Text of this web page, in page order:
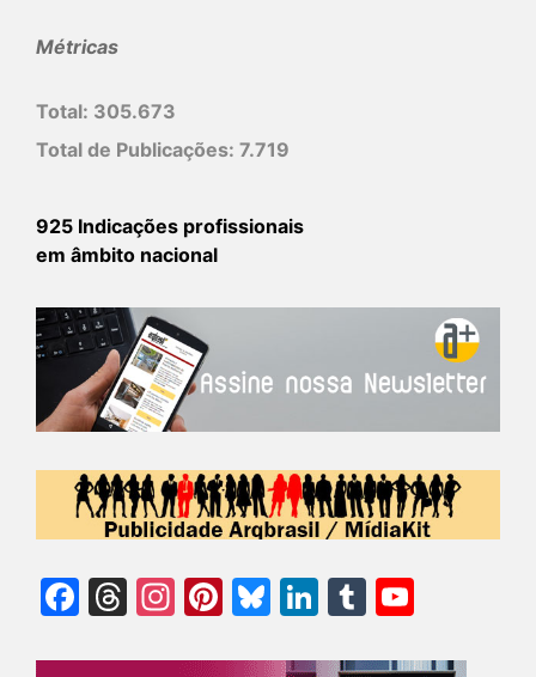
Métricas
Total: 305.673
Total de Publicações: 7.719
925 Indicações profissionais
em âmbito nacional
Facebook
Threads
Instagram
Pinterest
Bluesky
LinkedIn
Tumblr